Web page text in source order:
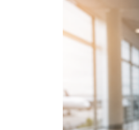
t
n
d